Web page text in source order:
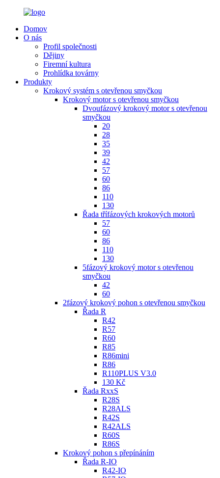
Domov
O nás
Profil společnosti
Dějiny
Firemní kultura
Prohlídka továrny
Produkty
Krokový systém s otevřenou smyčkou
Krokový motor s otevřenou smyčkou
Dvoufázový krokový motor s otevřenou
smyčkou
20
28
35
39
42
57
60
86
110
130
Řada třífázových krokových motorů
57
60
86
110
130
5fázový krokový motor s otevřenou
smyčkou
42
60
2fázový krokový pohon s otevřenou smyčkou
Řada R
R42
R57
R60
R85
R86mini
R86
R110PLUS V3.0
130 Kč
Řada RxxS
R28S
R28ALS
R42S
R42ALS
R60S
R86S
Krokový pohon s přepínáním
Řada R-IO
R42-IO